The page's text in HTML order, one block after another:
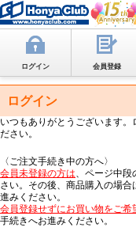
ログイン 会員登録
ログイン
いつもありがとうございます
ださい。
〈ご注文手続き中の方へ〉
会員未登録の方は、ページ中段
さい。その後、商品購入の場
進みください。
会員登録せずにお買い物をご希
手続きへお進みください。